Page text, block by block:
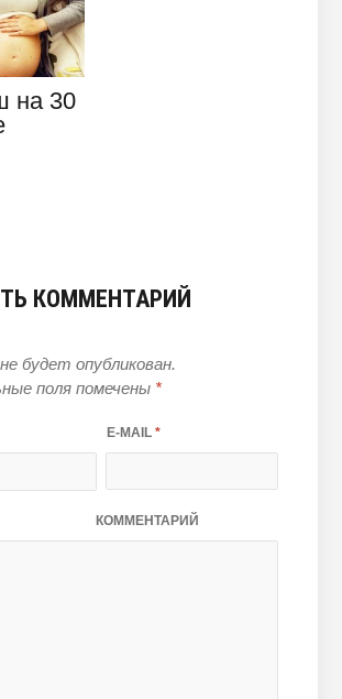
на 30
КОММЕНТАРИЙ
будет опубликован.
поля помечены *
E-MAIL *
КОММЕНТАРИЙ